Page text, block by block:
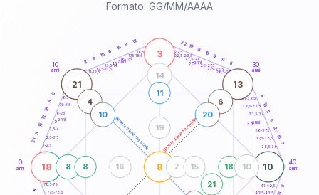
Formato: GG/MM/AAAA
generazione maschile generazione femminile
0
anni
10
anni
30
anni
40
anni
1-2,5
2,5-3,5
3,5-4
6-7,5
7,5-8,5
8,5-9
11-12,5
12,5-13,5
13,5-14
16-17,5
17,5-18,5
18,5-19
21-22,5
22,5-23,5
23,5-24
26-27,5
27,5-28,5
28,5-29
31-32,5
32,5-33,5
33,5-34
36-37,5
37,5-38,5
38,5-39
41-42,5
42,5-43,5
77,5-78,5
78,5-79
21
3
15
12
18
6
9
3
9
15
6
15 9
12 22 19
8
16
9
11
6
4
18
5
5
20
15
7
8
16
4
18
3
10
8
21 13
21
18
8
14
10
8
11
7 15
16
19
4
10
6
20
5anni
15 anni 25anni
35anni